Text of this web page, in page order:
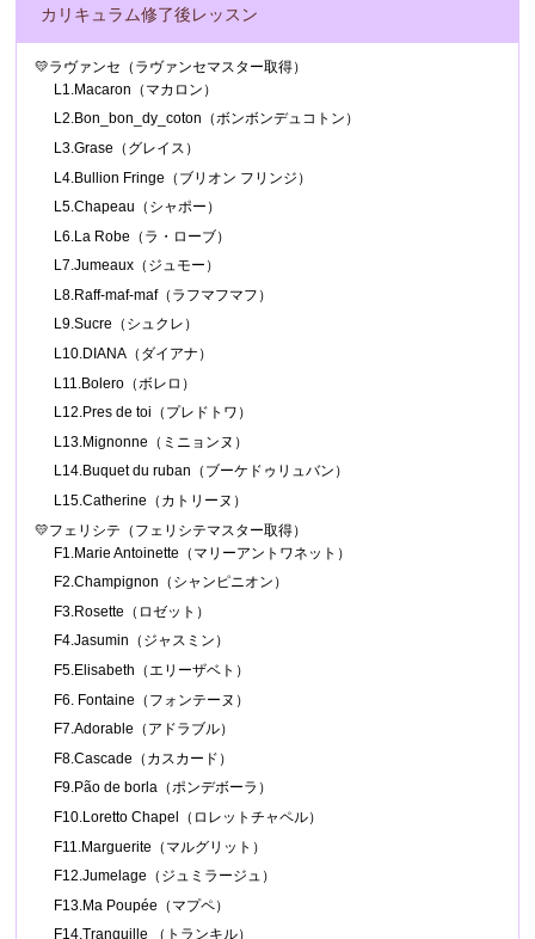
カリキュラム修了後レッスン
💛ラヴァンセ（ラヴァンセマスター取得）
L1.Macaron（マカロン）
L2.Bon_bon_dy_coton（ボンボンデュコトン）
L3.Grase（グレイス）
L4.Bullion Fringe（ブリオン フリンジ）
L5.Chapeau（シャポー）
L6.La Robe（ラ・ローブ）
L7.Jumeaux（ジュモー）
L8.Raff-maf-maf（ラフマフマフ）
L9.Sucre（シュクレ）
L10.DIANA（ダイアナ）
L11.Bolero（ボレロ）
L12.Pres de toi（プレドトワ）
L13.Mignonne（ミニョンヌ）
L14.Buquet du ruban（ブーケドゥリュバン）
L15.Catherine（カトリーヌ）
💛フェリシテ（フェリシテマスター取得）
F1.Marie Antoinette（マリーアントワネット）
F2.Champignon（シャンピニオン）
F3.Rosette（ロゼット）
F4.Jasumin（ジャスミン）
F5.Elisabeth（エリーザベト）
F6. Fontaine（フォンテーヌ）
F7.Adorable（アドラブル）
F8.Cascade（カスカード）
F9.Pão de borla（ポンデボーラ）
F10.Loretto Chapel（ロレットチャペル）
F11.Marguerite（マルグリット）
F12.Jumelage（ジュミラージュ）
F13.Ma Poupée（マプペ）
F14.Tranquille （トランキル）